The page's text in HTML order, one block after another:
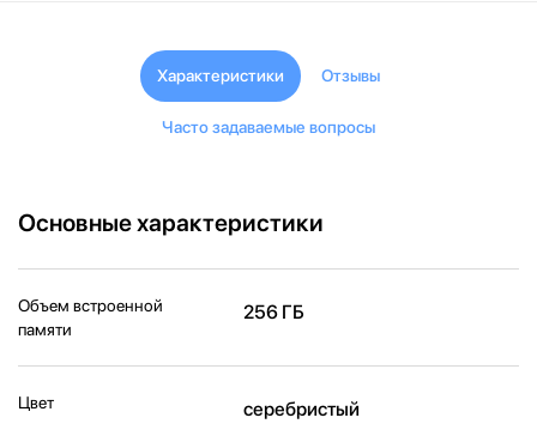
Характеристики Отзывы
Часто задаваемые вопросы
Основные характеристики
Объем встроенной
памяти
256 ГБ
Цвет серебристый